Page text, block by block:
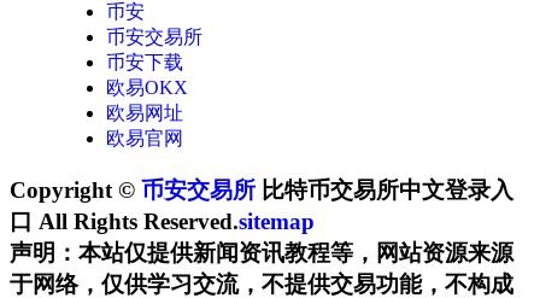
币安
币安交易所
币安下载
欧易OKX
欧易网址
欧易官网
Copyright © 币安交易所 比特币交易所中文登录入
口 All Rights Reserved.sitemap
声明：本站仅提供新闻资讯教程等，网站资源来源
于网络，仅供学习交流，不提供交易功能，不构成